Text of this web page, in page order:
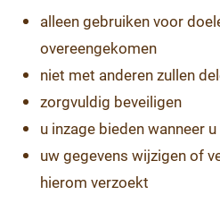
alleen gebruiken voor
overeengekomen
niet met anderen zullen
zorgvuldig beveiligen
u inzage bieden wanneer
uw gegevens wijzigen of
hierom verzoekt